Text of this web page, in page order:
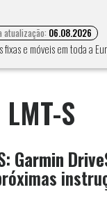
e móveis em toda a
atualização: 06.08.2026
S
Garmin